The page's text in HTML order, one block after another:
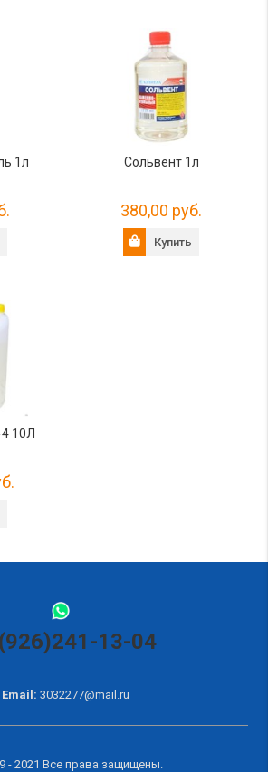
1л Сольвент 1л
380,00 руб.
Купить
10Л
13-04
Email: 3032277@mail.ru
- 2021 Все права защищены.